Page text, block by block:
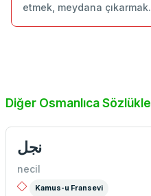
etmek, meydana
Diğer Osmanlıca
نجل
necil
Kamus-u Fransevi